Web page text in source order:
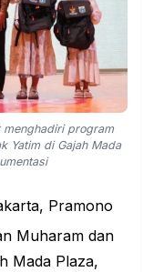
menghadiri program
Yatim di Gajah Mada
Pramono
Muharam dan
Mada Plaza,